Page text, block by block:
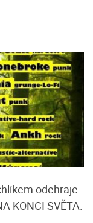
odehraje
KONCI SVĚTA.